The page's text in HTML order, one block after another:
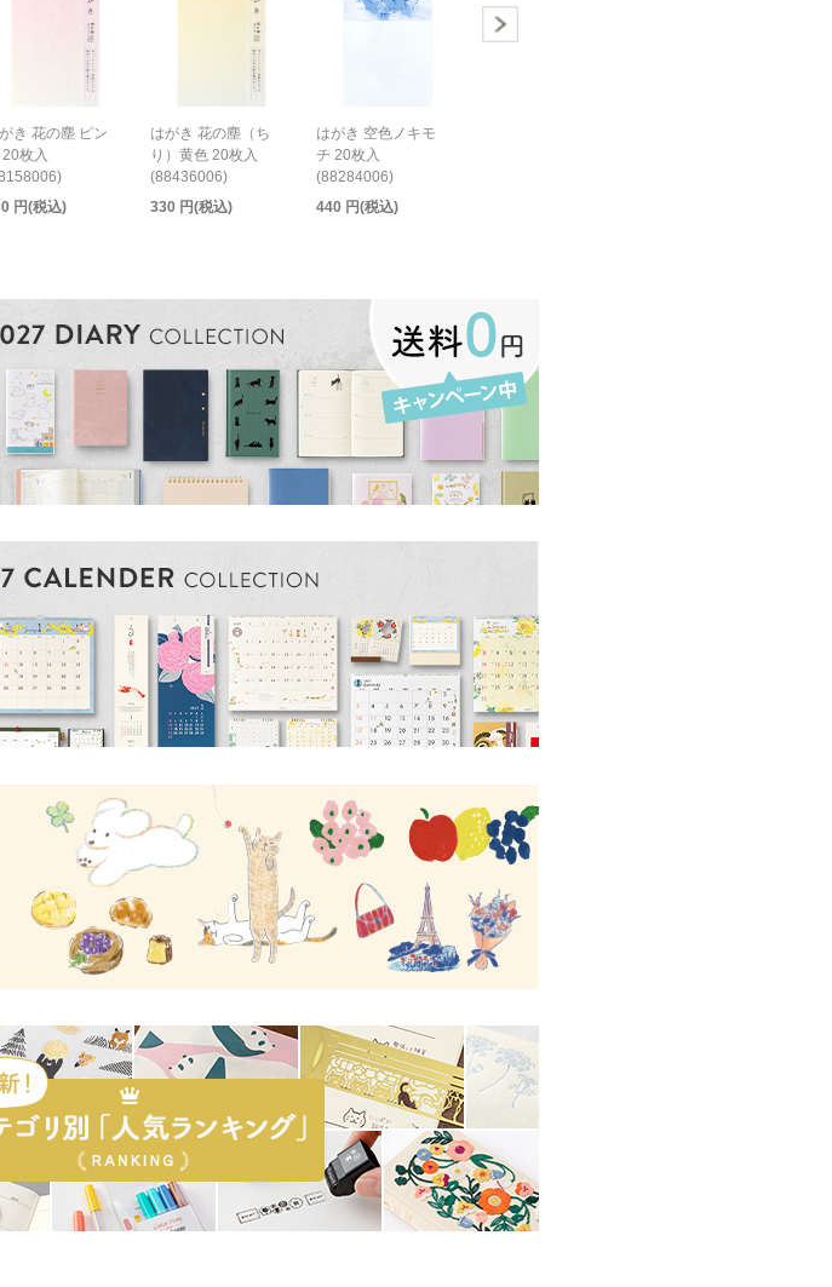
き 花の塵 ピン
20枚入
円(税込)
はがき 花の塵（ち
り）黄色 20枚入
(88436006)
330 円(税込)
はがき 空色ノキモ
チ 20枚入
(88284006)
440 円(税込)